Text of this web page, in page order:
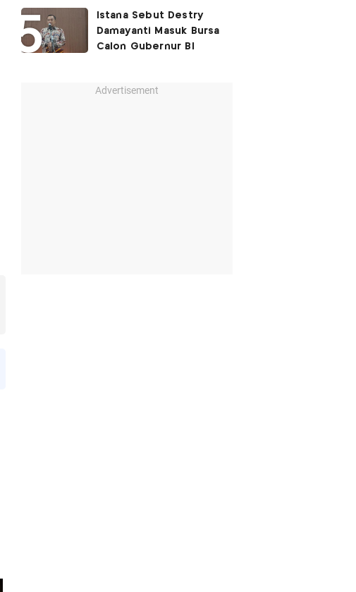
Istana Sebut Destry
Damayanti Masuk Bursa
Calon Gubernur BI
Advertisement